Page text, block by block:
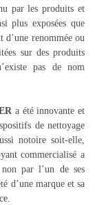
par les produits et
plus exposées que
d’une renommée ou
sur des produits
pas de nom
a été innovante et
de nettoyage
notoire soit-elle,
commercialisé a
par l’un de ses
d’une marque et sa